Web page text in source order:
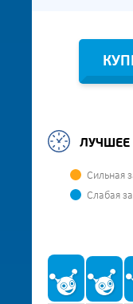
ЛУЧШЕЕ
Сильная
Слабая